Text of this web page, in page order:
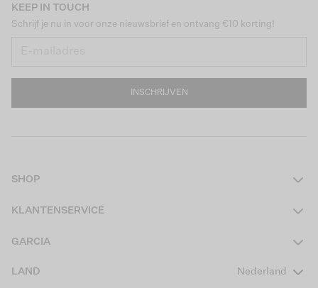
KEEP IN TOUCH
Schrijf je nu in voor onze nieuwsbrief en ontvang €10 korting!
INSCHRIJVEN
SHOP
Boys Teens
KLANTENSERVICE
GARCIA
LAND Nederland